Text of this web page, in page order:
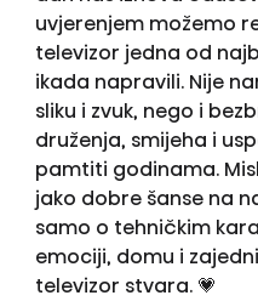
uvjerenjem možemo
televizor jedna od
ikada napravili. Nije
sliku i zvuk, nego i
druženja, smijeha i
pamtiti godinama.
jako dobre šanse na
samo o tehničkim
emociji, domu i
televizor stvara. 💗